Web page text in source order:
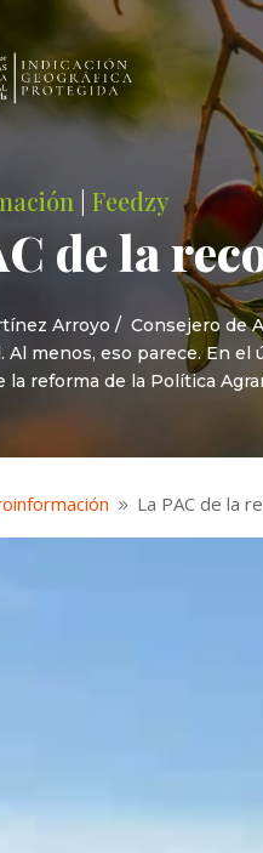
|Feedzy
de la
Arroyo / Consejero de
Al menos, eso parece. En
la reforma de la Política
9 La PAC de la